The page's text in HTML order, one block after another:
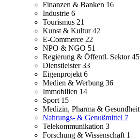
Finanzen & Banken 16
Industrie 6
Tourismus 21
Kunst & Kultur42
E-Commerce 22
NPO & NGO 51
Regierung & Öffentl. Sektor45
Dienstleister33
Eigenprojekt 6
Medien & Werbung 36
Immobilien 14
Sport 15
Medizin, Pharma & Gesundheit
Nahrungs- & Genußmittel 7
Telekommunikation 3
Forschung & Wissenschaft 1